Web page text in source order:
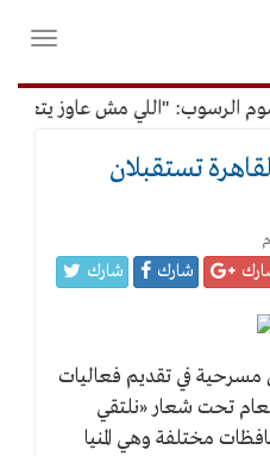
فتح
الرسوب: "اللي مش عاوز يتعلم
تستقبلان
شارك شارك
مسرحية في تقديم فعاليات
تحت شعار «نلتقي
مختلفة وهي المنيا